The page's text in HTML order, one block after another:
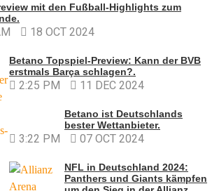
mit den Fußball-Highlights zum
18 OCT 2024
Betano Topspiel-Preview: Kann der BVB
erstmals Barça schlagen?.
2:25 PM 11 DEC 2024
Betano ist Deutschlands
bester Wettanbieter.
3:22 PM 07 OCT 2024
NFL in Deutschland 2024:
Panthers und Giants kämpfen